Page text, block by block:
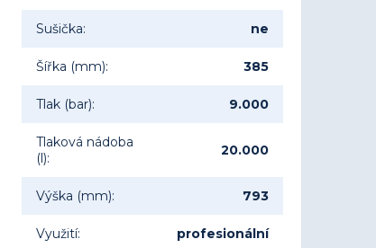
Sušička: ne
Šířka (mm): 385
Tlak (bar): 9.000
Tlaková nádoba
(l): 20.000
Výška (mm): 793
Využití: profesionální